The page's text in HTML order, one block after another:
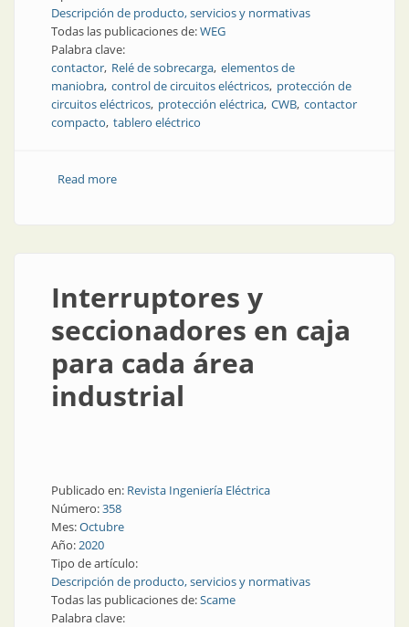
Descripción de producto, servicios y normativas
Todas las publicaciones de:WEG
Palabra clave:
contactor Relé de sobrecarga elementos de
maniobra control de circuitos eléctricos protección de
circuitos eléctricos protección eléctrica CWB contactor
compacto tablero eléctrico
Read moreabout Nueva línea de contactores compactos
Interruptores y
seccionadores en caja
para cada área
industrial
Publicado en: Revista Ingeniería Eléctrica
Número:358
Mes:Octubre
Año:2020
Tipo de artículo:
Descripción de producto, servicios y normativas
Todas las publicaciones de:Scame
Palabra clave: